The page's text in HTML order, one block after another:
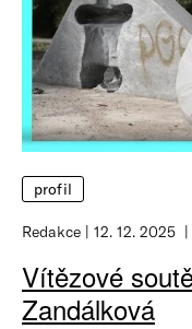
profil
Redakce 12. 12. 2025
Vítězové
Zandálková